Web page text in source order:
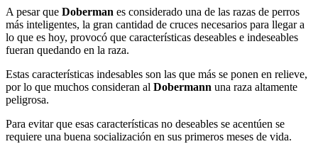
A pesar que Doberman es considerado una de las razas de perros
más inteligentes, la gran cantidad de cruces necesarios para llegar a
lo que es hoy, provocó que características deseables e indeseables
fueran quedando en la raza.
Estas características indesables son las que más se ponen en relieve,
por lo que muchos consideran al Dobermann una raza altamente
peligrosa.
Para evitar que esas características no deseables se acentúen se
requiere una buena socialización en sus primeros meses de vida.